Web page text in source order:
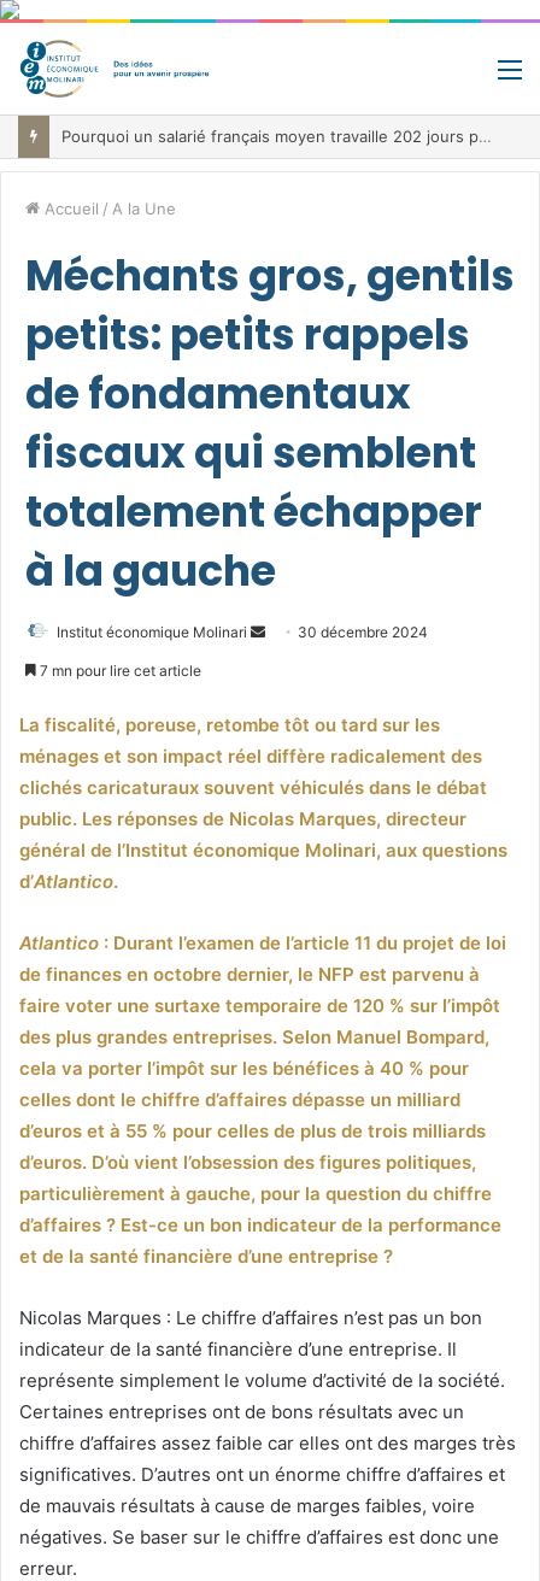
Pourquoi un salarié français moyen travaille 202 jours par an pour financer impôts et cotisations, un record dans toute l’Union européenne
Accueil / A la Une
Méchants gros, gentils
petits: petits rappels
de fondamentaux
fiscaux qui semblent
totalement échapper
à la gauche
Institut économique Molinari
Envoyer30 décembre 2024
7 mn pour lire cet article
La fiscalité, poreuse, retombe tôt ou tard sur les
ménages et son impact réel diffère radicalement des
clichés caricaturaux souvent véhiculés dans le débat
public. Les réponses de Nicolas Marques, directeur
général de l’Institut économique Molinari, aux questions
d’Atlantico.
Atlantico : Durant l’examen de l’article 11 du projet de loi
de finances en octobre dernier, le NFP est parvenu à
faire voter une surtaxe temporaire de 120 % sur l’impôt
des plus grandes entreprises. Selon Manuel Bompard,
cela va porter l’impôt sur les bénéfices à 40 % pour
celles dont le chiffre d’affaires dépasse un milliard
d’euros et à 55 % pour celles de plus de trois milliards
d’euros. D’où vient l’obsession des figures politiques,
particulièrement à gauche, pour la question du chiffre
d’affaires ? Est-ce un bon indicateur de la performance
et de la santé financière d’une entreprise ?
Nicolas Marques : Le chiffre d’affaires n’est pas un bon
indicateur de la santé financière d’une entreprise. Il
représente simplement le volume d’activité de la société.
Certaines entreprises ont de bons résultats avec un
chiffre d’affaires assez faible car elles ont des marges très
significatives. D’autres ont un énorme chiffre d’affaires et
de mauvais résultats à cause de marges faibles, voire
négatives. Se baser sur le chiffre d’affaires est donc une
erreur.